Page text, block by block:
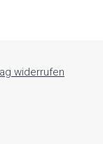
widerrufen